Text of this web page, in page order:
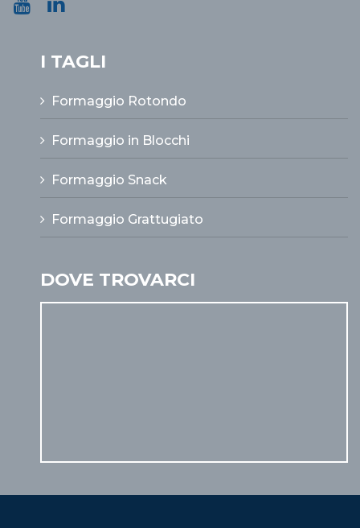
I TAGLI
Formaggio Rotondo
Formaggio in Blocchi
Formaggio Snack
Formaggio Grattugiato
DOVE TROVARCI